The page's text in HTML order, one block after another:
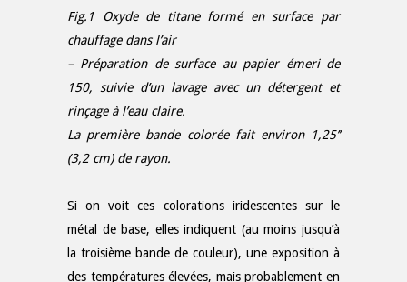
Fig.1 Oxyde de titane formé en surface par
chauffage dans l’air
– Préparation de surface au papier émeri de
150, suivie d’un lavage avec un détergent et
rinçage à l’eau claire.
La première bande colorée fait environ 1,25’’
(3,2 cm) de rayon.
Si on voit ces colorations iridescentes sur le
métal de base, elles indiquent (au moins jusqu’à
la troisième bande de couleur), une exposition à
des températures élevées, mais probablement en